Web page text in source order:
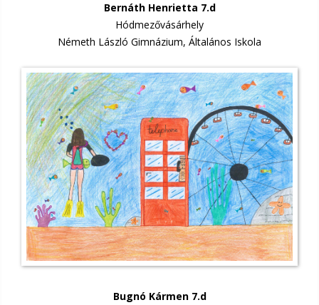
Bernáth Henrietta 7.d
Hódmezővásárhely
Németh László Gimnázium, Általános Iskola
Bugnó Kármen 7.d